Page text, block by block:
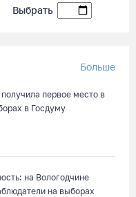
Выбрать
Больше
первое место в
в Госдуму
на Вологодчине
на выборах